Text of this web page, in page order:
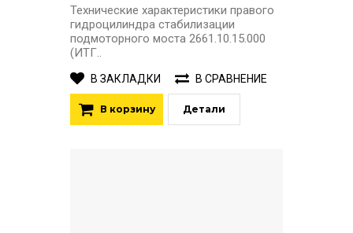
Технические характеристики правого
гидроцилиндра стабилизации
подмоторного моста 2661.10.15.000
(ИТГ..
В ЗАКЛАДКИ В СРАВНЕНИЕ
В корзину Детали